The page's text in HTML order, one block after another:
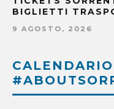
BIGLIETTI
9 AGOSTO, 2026
CALENDARIO